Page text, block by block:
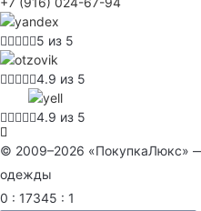
5 из 5
4.9 из 5
4.9 из 5
© 2009–2026 «ПокупкаЛюкс»
одежды
0 : 17345 : 1